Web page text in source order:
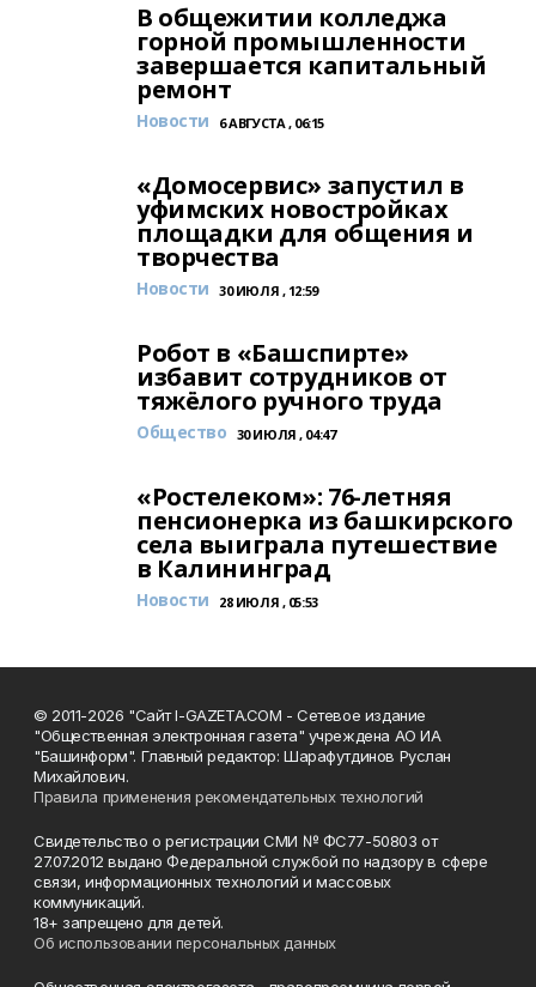
В общежитии колледжа
горной промышленности
завершается капитальный
ремонт
Новости 6 АВГУСТА , 06:15
«Домосервис» запустил в
уфимских новостройках
площадки для общения и
творчества
Новости 30 ИЮЛЯ , 12:59
Робот в «Башспирте»
избавит сотрудников от
тяжёлого ручного труда
Общество 30 ИЮЛЯ , 04:47
«Ростелеком»: 76-летняя
пенсионерка из башкирского
села выиграла путешествие
в Калининград
Новости 28 ИЮЛЯ , 05:53
© 2011-2026 "Сайт I-GAZETA.COM - Сетевое издание
"Общественная электронная газета" учреждена АО ИА
"Башинформ". Главный редактор: Шарафутдинов Руслан
Михайлович.
Правила применения рекомендательных технологий
Свидетельство о регистрации СМИ № ФС77-50803 от
27.07.2012 выдано Федеральной службой по надзору в сфере
связи, информационных технологий и массовых
коммуникаций.
18+ запрещено для детей.
Об использовании персональных данных